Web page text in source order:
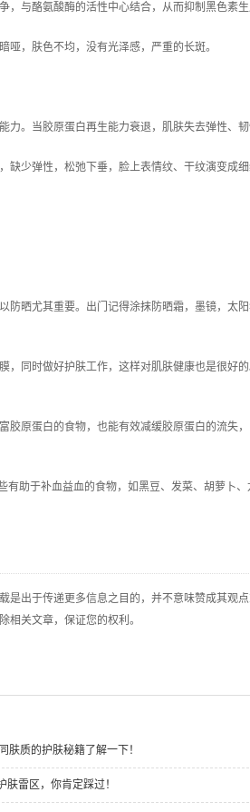
，与酪氨酸酶的活性中心结合，从而抑制黑色素生
，肤色不均，没有光泽感，严重的长斑。
力。当胶原蛋白再生能力衰退，肌肤失去弹性、韧
缺少弹性，松弛下垂，脸上表情纹、干纹演变成
防晒尤其重要。出门记得涂抹防晒霜，墨镜，太阳
，同时做好护肤工作，这样对肌肤健康也是很好的
原蛋白的食物，也能有效减缓胶原蛋白的流失，
有助于补血益血的食物，如黑豆、发菜、胡萝卜、
是出于传递更多信息之目的，并不意味赞成其观
相关文章，保证您的权利。
肤质的护肤秘籍了解一下！
雷区，你肯定踩过！